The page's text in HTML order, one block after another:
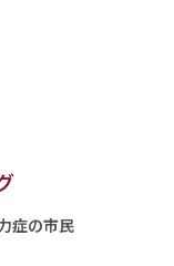
症の市民